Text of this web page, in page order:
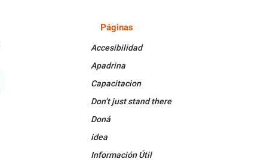
Páginas
Accesibilidad
Apadrina
Capacitacion
Don’t just stand there
Doná
idea
Información Útil